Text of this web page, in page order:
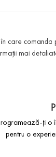
care comanda
mai
ți o
pentru o